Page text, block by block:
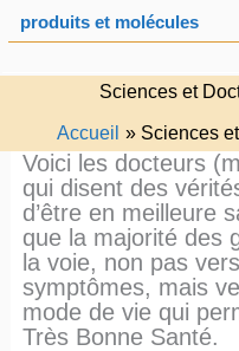
produits et molécules
Sciences et
Accueil
Sciences
Voici les docteurs
qui disent des
d’être en meilleure
que la majorité des
la voie, non pas
symptômes, mais
mode de vie qui
Très Bonne Santé.